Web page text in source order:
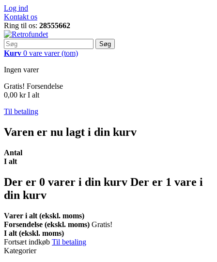
Log ind
Kontakt os
Ring til os: 28555662
Søg
Kurv 0 vare varer (tom)
Ingen varer
Gratis! Forsendelse
0,00 kr I alt
Til betaling
Varen er nu lagt i din kurv
Antal
I alt
Der er 0 varer i din kurv Der er 1 vare i
din kurv
Varer i alt (ekskl. moms)
Forsendelse (ekskl. moms) Gratis!
I alt (ekskl. moms)
Fortsæt indkøb Til betaling
Kategorier